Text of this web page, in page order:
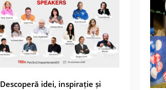
Descoperă idei, inspirație și